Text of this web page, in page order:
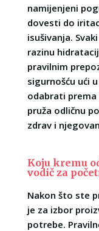
namijenjeni
dovesti do
isušivanja.
razinu
pravilnim
sigurnošću ući
odabrati prema
pruža odličnu
zdrav i
Koju kremu
vodič za
Nakon što ste
je za izbor
potrebe.